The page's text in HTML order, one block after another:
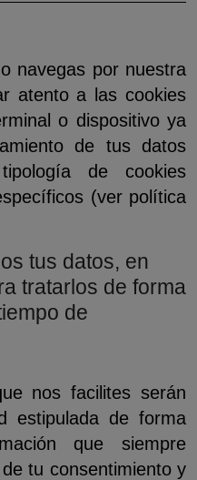
navegas por nuestra
atento a las cookies
o dispositivo ya
de tus datos
de cookies
(ver política
tus datos, en
tratarlos de forma
de
nos facilites serán
estipulada de forma
que siempre
tu consentimiento y